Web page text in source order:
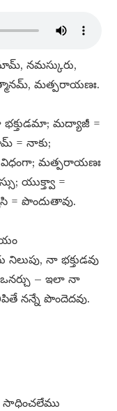
నమస్కురు,
మత్పరాయణః.
భక్తుడమా; మద్యాజీ =
= నాకు;
విధంగా; మత్పరాయణః
యుక్త్వా =
= పొందుతావు.
నా భక్తుడవు
ఒనర్చు – ఇలా నా
నన్నే పొందెదవు.
సాధించలేము